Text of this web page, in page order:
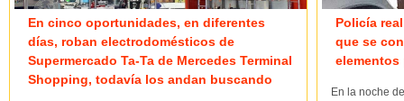
En cinco oportunidades, en diferentes
días, roban electrodomésticos de
Supermercado Ta-Ta de Mercedes Terminal
Shopping, todavía los andan buscando
Policía
que se
En la noche